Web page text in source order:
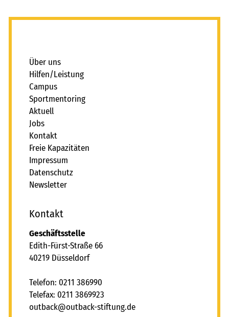
Über uns
Hilfen/Leistung
Campus
Sportmentoring
Aktuell
Jobs
Kontakt
Freie Kapazitäten
Impressum
Datenschutz
Newsletter
Kontakt
Geschäftsstelle
Edith-Fürst-Straße 66
40219 Düsseldorf
Telefon: 0211 386990
Telefax: 0211 3869923
tb ck tb ck-stft ngd